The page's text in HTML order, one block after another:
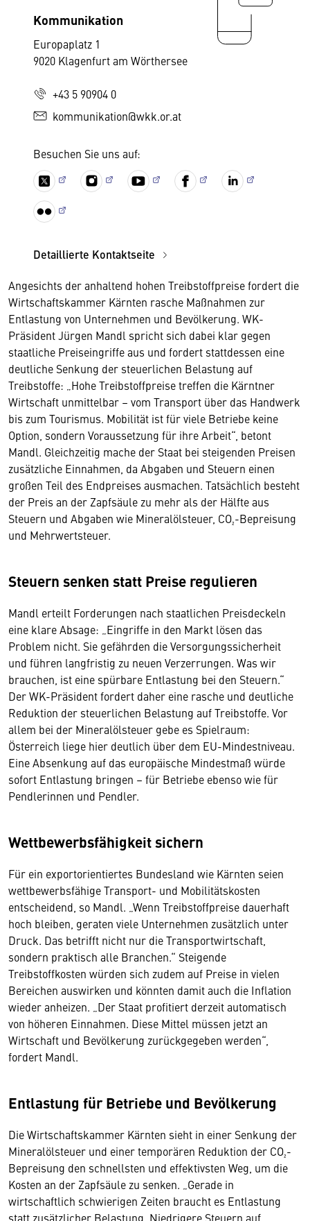
Kommunikation
Europaplatz 1
9020 Klagenfurt am Wörthersee
+43 5 90904 0
kommunikation@wkk.or.at
Besuchen Sie uns auf:
Detaillierte Kontaktseite
Angesichts der anhaltend hohen Treibstoffpreise fordert die
Wirtschaftskammer Kärnten rasche Maßnahmen zur
Entlastung von Unternehmen und Bevölkerung. WK-
Präsident Jürgen Mandl spricht sich dabei klar gegen
staatliche Preiseingriffe aus und fordert stattdessen eine
deutliche Senkung der steuerlichen Belastung auf
Treibstoffe: „Hohe Treibstoffpreise treffen die Kärntner
Wirtschaft unmittelbar – vom Transport über das Handwerk
bis zum Tourismus. Mobilität ist für viele Betriebe keine
Option, sondern Voraussetzung für ihre Arbeit“, betont
Mandl. Gleichzeitig mache der Staat bei steigenden Preisen
zusätzliche Einnahmen, da Abgaben und Steuern einen
großen Teil des Endpreises ausmachen. Tatsächlich besteht
der Preis an der Zapfsäule zu mehr als der Hälfte aus
Steuern und Abgaben wie Mineralölsteuer, CO₂-Bepreisung
und Mehrwertsteuer.
Steuern senken statt Preise regulieren
Mandl erteilt Forderungen nach staatlichen Preisdeckeln
eine klare Absage: „Eingriffe in den Markt lösen das
Problem nicht. Sie gefährden die Versorgungssicherheit
und führen langfristig zu neuen Verzerrungen. Was wir
brauchen, ist eine spürbare Entlastung bei den Steuern.“
Der WK-Präsident fordert daher eine rasche und deutliche
Reduktion der steuerlichen Belastung auf Treibstoffe. Vor
allem bei der Mineralölsteuer gebe es Spielraum:
Österreich liege hier deutlich über dem EU-Mindestniveau.
Eine Absenkung auf das europäische Mindestmaß würde
sofort Entlastung bringen – für Betriebe ebenso wie für
Pendlerinnen und Pendler.
Wettbewerbsfähigkeit sichern
Für ein exportorientiertes Bundesland wie Kärnten seien
wettbewerbsfähige Transport- und Mobilitätskosten
entscheidend, so Mandl. „Wenn Treibstoffpreise dauerhaft
hoch bleiben, geraten viele Unternehmen zusätzlich unter
Druck. Das betrifft nicht nur die Transportwirtschaft,
sondern praktisch alle Branchen.“ Steigende
Treibstoffkosten würden sich zudem auf Preise in vielen
Bereichen auswirken und könnten damit auch die Inflation
wieder anheizen. „Der Staat profitiert derzeit automatisch
von höheren Einnahmen. Diese Mittel müssen jetzt an
Wirtschaft und Bevölkerung zurückgegeben werden“,
fordert Mandl.
Entlastung für Betriebe und Bevölkerung
Die Wirtschaftskammer Kärnten sieht in einer Senkung der
Mineralölsteuer und einer temporären Reduktion der CO₂-
Bepreisung den schnellsten und effektivsten Weg, um die
Kosten an der Zapfsäule zu senken. „Gerade in
wirtschaftlich schwierigen Zeiten braucht es Entlastung
statt zusätzlicher Belastung. Niedrigere Steuern auf